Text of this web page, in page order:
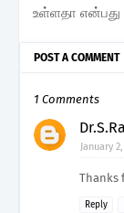
உள்ளதா என்பது
POST A COMMENT
1 Comments
January
Thanks
Reply